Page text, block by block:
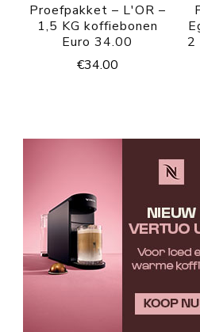
Proefpakket – L'OR –
1,5 KG koffiebonen
Euro 34.00
€34.00
2